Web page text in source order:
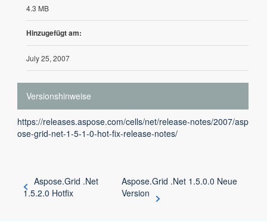
4.3 MB
Hinzugefügt am:
July 25, 2007
Versionshinweise
https://releases.aspose.com/cells/net/release-notes/2007/asp
ose-grid-net-1-5-1-0-hot-fix-release-notes/
Aspose.Grid .Net
1.5.2.0 Hotfix
Aspose.Grid .Net 1.5.0.0 Neue
Version